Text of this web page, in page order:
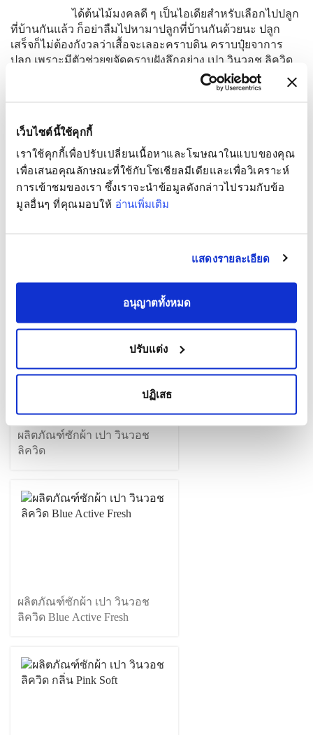
เว็บไซต์นี้ใช้คุกกี้
เราใช้คุกกี้เพื่อปรับเปลี่ยนเนื้อหาและโฆษณาในแบบของคุณ
เพื่อเสนอคุณลักษณะที่ใช้กับโซเชียลมีเดียและเพื่อวิเคราะห์
การเข้าชมของเรา ซึ้งเราจะนำข้อมูลดังกล่าวไปรวมกับข้อ
มูลอื่นๆ ที่คุณมอบให้ อ่านเพิ่มเติม
แสดงรายละเอียด
อนุญาตทั้งหมด
ปรับแต่ง
ปฏิเสธ
ได้ต้นไม้มงคลดี ๆ เป็นไอเดียสำหรับเลือกไปปลูก
ที่บ้านกันแล้ว ก็อย่าลืมไปหามาปลูกที่บ้านกันด้วยนะ ปลูก
เสร็จก็ไม่ต้องกังวลว่าเสื้อจะเลอะคราบดิน คราบปุ๋ยจาการ
ปลูก เพราะมีตัวช่วยขจัดคราบฝังลึกอย่าง เปา วินวอช ลิควิด
สูตรเข้มข้น สำหรับซักมือ และเครื่องซักฝาบน ที่มีพลังซัก
พร้อมขจัดทุกคราบหนัก และคราบฝังลึก ซอกซอนลึกเข้าถึง
สกปรกฝังลงลึกถึงเส้นใย ปล่อยให้เรื่องการฝังลึกเป็นเรื่องของ
รากต้นไม้ก็พอ
ขอบคุณข้อมูลจาก
https://bit.ly/3OAyPtj
นวัตกรรมงานซักเพื่อคุณ
ผลิตภัณฑ์ซักผ้า เปา วินวอช
ลิควิด
ผลิตภัณฑ์ซักผ้า เปา วินวอช
ลิควิด Blue Active Fresh